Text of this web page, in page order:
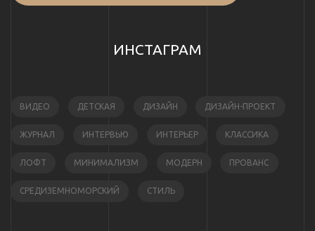
ИНСТАГРАМ
ВИДЕО ДЕТСКАЯ ДИЗАЙН ДИЗАЙН-ПРОЕКТ
ЖУРНАЛ ИНТЕРВЬЮ ИНТЕРЬЕР КЛАССИКА
ЛОФТ МИНИМАЛИЗМ МОДЕРН ПРОВАНС
СРЕДИЗЕМНОМОРСКИЙ СТИЛЬ